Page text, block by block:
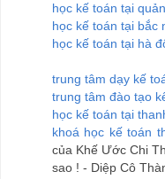
học kế toán tại
học kế toán tại bắc
học kế toán tại hà
trung tâm dạy kế
trung tâm đào tạo
học kế toán tại
khoá học kế toán
của Khế Ước Chi
sao ! - Diệp Cô